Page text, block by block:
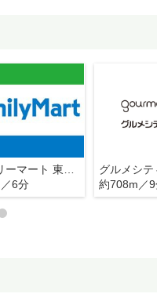
ファミリーマート 東天満一丁目店
6分
グルメシ
約708m／